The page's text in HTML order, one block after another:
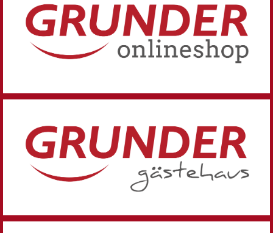
Buffets, Caterings, Feinkost, Weine und Spezialitäten
von Grunder! Auch zum verschenken!
Zum Onlineshop
Hotel, Event-Locations, Tagung, Konferenz, Bistro
und vieles mehr!
Zum Gästehaus